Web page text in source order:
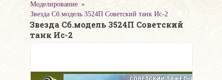
Моделирование
Звезда Сб.модель 3524П Советский танк Ис-2
Звезда Сб.модель 3524П Советский
танк Ис-2